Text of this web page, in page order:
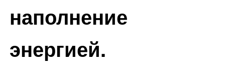
наполнение
энергией.